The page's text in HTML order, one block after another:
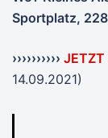
Sportplatz,
›››››››››› JETZT
14.09.2021)